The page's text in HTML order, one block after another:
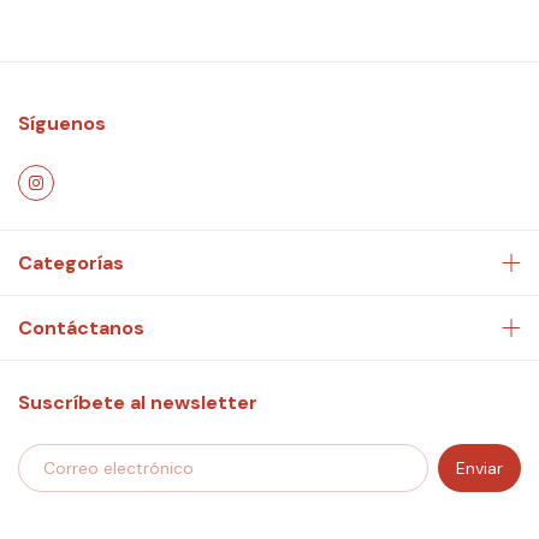
Síguenos
Categorías
Contáctanos
Suscríbete al newsletter